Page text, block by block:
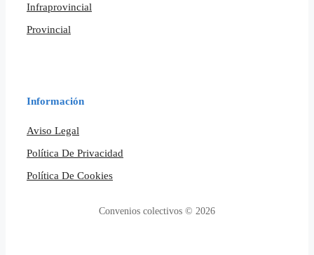
Infraprovincial
Provincial
Información
Aviso Legal
Política De Privacidad
Política De Cookies
Convenios colectivos © 2026